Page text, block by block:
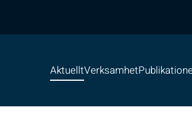
AktuelltVerksamhet